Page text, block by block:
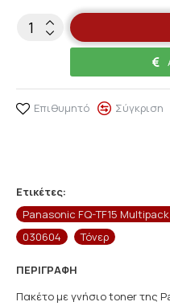
Επιθυμητό Σύγκριση
Ετικέτες:
Panasonic FQ-TF15
030604
Τόνερ
ΠΕΡΙΓΡΑΦΉ
Πακέτο με γνήσιο toner της